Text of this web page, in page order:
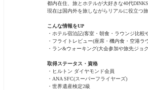
都内在住、旅とホテルが大好きな40代DINKS
現在は国内外を旅しながらリアルに役立つ
こんな情報をUP
・ホテル宿泊記(客室・朝食・ラウンジ比較
・フライトレビュー(座席・機内食・空港ラ
・ラン&ウォーキング(大会参加や旅先ジョ
取得ステータス・資格
・ヒルトン ダイヤモンド会員
・ANA SFC(スーパーフライヤーズ)
・世界遺産検定2級